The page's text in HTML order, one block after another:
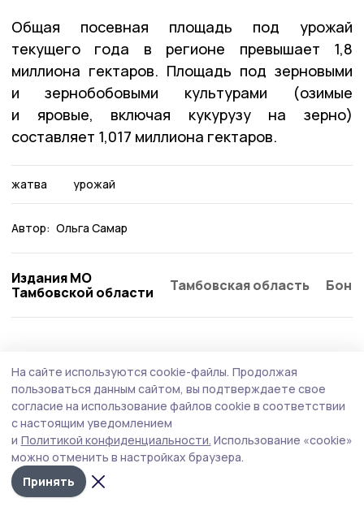
Общая посевная площадь под урожай
текущего года в регионе превышает 1,8
миллиона гектаров. Площадь под зерновыми
и зернобобовыми культурами (озимые
и яровые, включая кукурузу на зерно)
составляет 1,017 миллиона гектаров.
жатва урожай
Автор: Ольга Самар
Издания МО
Тамбовской области
Тамбовская область
Итоги посевной кампании в Тамбовской
области подвели в правительстве региона
Аграрии Тамбовской области завершили сев яровых
культур за исключением овощей открытого грунта. По
предварительным данным, посеяно более 1,43 млн га,
что меньше показателя 2025 года, когда засеяли 1,49
млн га.
На сайте используются cookie-файлы. Продолжая
пользоваться данным сайтом, вы подтверждаете свое
согласие на использование файлов cookie в соответствии
с настоящим уведомлением
и Политикой конфиденциальности. Использование «cookie»
можно отменить в настройках браузера.
Принять